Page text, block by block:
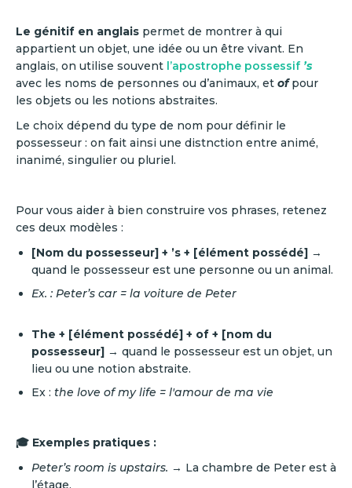
Le génitif en anglais permet de montrer à qui
appartient un objet, une idée ou un être vivant. En
anglais, on utilise souvent l’apostrophe possessif ’s
avec les noms de personnes ou d’animaux, et ofpour
les objets ou les notions abstraites.
Le choix dépend du type de nom pour définir le
possesseur : on fait ainsi une distnction entre animé,
inanimé, singulier ou pluriel.
Pour vous aider à bien construire vos phrases, retenez
ces deux modèles :
[Nom du possesseur] + ’s + [élément possédé] →
quand le possesseur est une personne ou un animal.
Ex. : Peter’s car = la voiture de Peter
The + [élément possédé] + of + [nom du
possesseur] → quand le possesseur est un objet, un
lieu ou une notion abstraite.
Ex : the love of my life = l'amour de ma vie
🎓 Exemples pratiques :
Peter’s room is upstairs. → La chambre de Peter est à
l’étage.